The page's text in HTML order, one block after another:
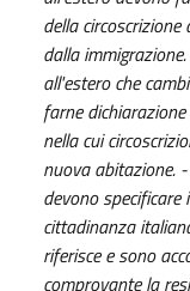
della
dalla
all'estero che
farne
nella cui
nuova abitazione.
devono
cittadinanza
riferisce e sono
comprovante la